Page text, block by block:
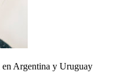
en Argentina y Uruguay